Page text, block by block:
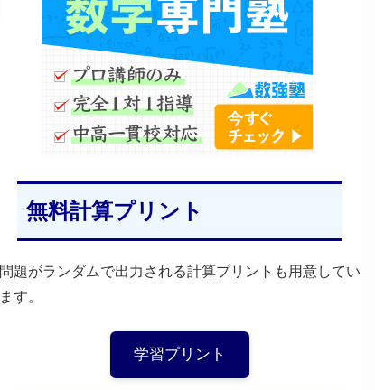
無料計算プリント
問題がランダムで出力される計算プリントも用意してい
ます。
学習プリント